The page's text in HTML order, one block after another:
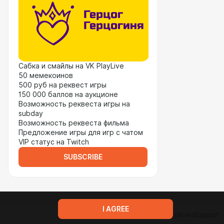
Сабка и смайлы на VK PlayLive
50 мемекоинов
500 руб на реквест игры
150 000 баллов на аукционе
Возможность реквеста игры на
subday
Возможность реквеста фильма
Предложение игры для игр с чатом
VIP статус на Twitch
SUBSCRIBE
Privacy policy
I AGREE